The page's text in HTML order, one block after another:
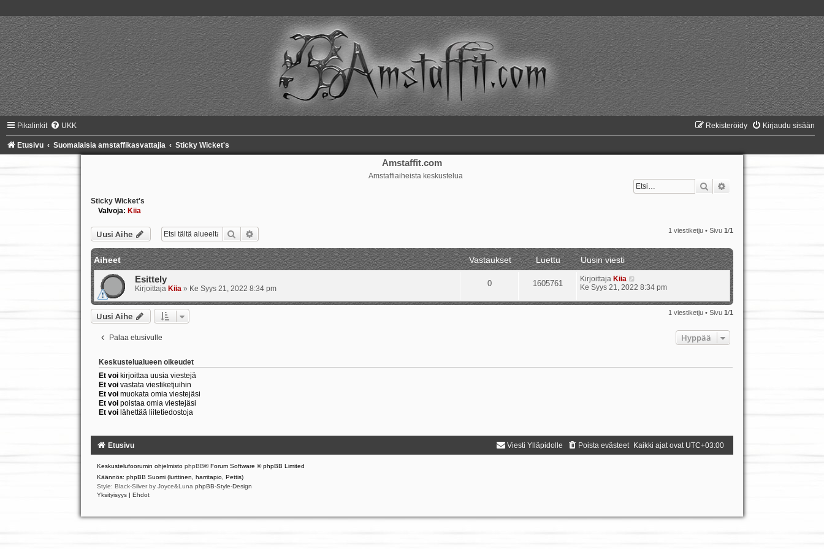
Pikalinkit UKK Kirjaudu sisään
Rekisteröidy
Etusivu Suomalaisia amstaffikasvattajia Sticky Wicket's
Amstaffit.com
Amstaffiaiheista keskustelua
Etsi
Sticky Wicket's
Valvoja: Kiia
Uusi Aihe Etsi 1 viestiketju • Sivu1/1
Aiheet Vastaukset Luettu
Uusin viesti
Esittely
Kirjoittaja Kiia» Ke Syys 21, 2022 8:34 pm
0 1605761 Kirjoittaja Kiia
Ke Syys 21, 2022 8:34 pm
Uusi Aihe 1 viestiketju • Sivu1/1
Palaa etusivulle Hyppää
Keskustelualueen oikeudet
Et voikirjoittaa uusia viestejä
Et voivastata viestiketjuihin
Et voimuokata omia viestejäsi
Et voipoistaa omia viestejäsi
Et voilähettää liitetiedostoja
Etusivu Kaikki ajat ovat UTC+03:00
Poista evästeet
Viesti Ylläpidolle
Keskustelufoorumin ohjelmisto phpBB® Forum Software © phpBB Limited
Käännös: phpBB Suomi (lurttinen, harritapio, Pettis)
Style: Black-Silver by Joyce&Luna phpBB-Style-Design
Yksityisyys
Ehdot